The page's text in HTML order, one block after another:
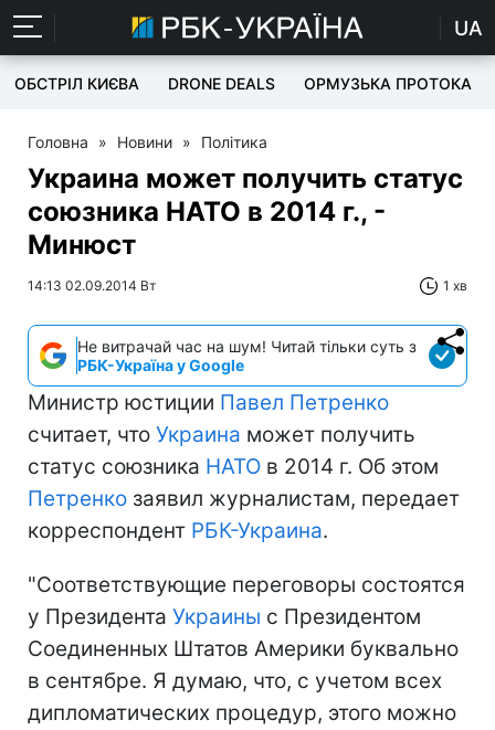
UA
ОБСТРІЛ КИЄВА DRONE DEALS ОРМУЗЬКА ПРОТОКА
Головна » Новини » Політика
Украина может получить статус
союзника НАТО в 2014 г., -
Минюст
14:13 02.09.2014 Вт 1 хв
Не витрачай час на шум! Читай тільки суть з
РБК-Україна у Google
Министр юстиции Павел Петренко
считает, что Украина может получить
статус союзника НАТО в 2014 г. Об этом
Петренко заявил журналистам, передает
корреспондент РБК-Украина.
"Соответствующие переговоры состоятся
у Президента Украины с Президентом
Соединенных Штатов Америки буквально
в сентябре. Я думаю, что, с учетом всех
дипломатических процедур, этого можно